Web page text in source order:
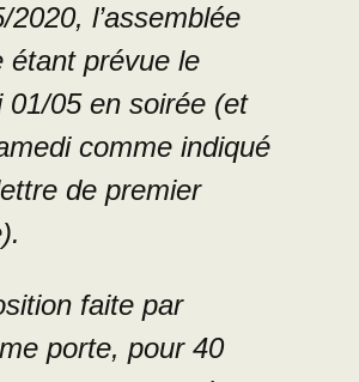
2020, l’assemblée
étant prévue le
01/05 en soirée (et
comme indiqué
de premier
faite par
porte, pour 40